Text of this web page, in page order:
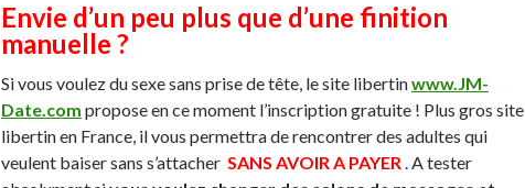
Envie d’un peu plus que d’une finition
manuelle ?
Si vous voulez du sexe sans prise de tête, le site libertinwww.JM-
Date.com propose en ce moment l’inscription gratuite ! Plus gros site
libertin en France, il vous permettra de rencontrer des adultes qui
veulent baiser sans s’attacher SANS AVOIR A PAYER. A tester